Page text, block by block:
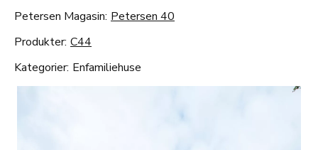
Petersen Magasin: Petersen 40
Produkter: C44
Kategorier: Enfamiliehuse